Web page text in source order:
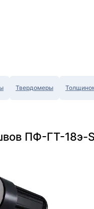
Твердомеры
ПФ-ГТ-18э-